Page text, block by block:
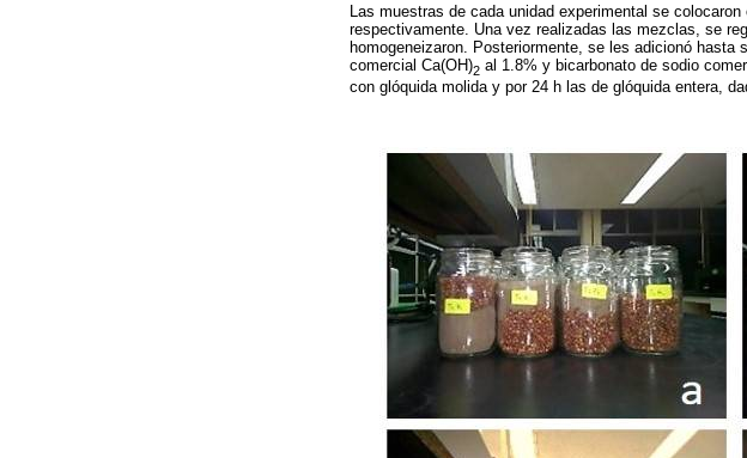
Las muestras de cada unidad experimental se
respectivamente. Una vez realizadas las mezclas, se
homogeneizaron. Posteriormente, se les adicionó
comercial Ca(OH)2 al 1.8% y bicarbonato de sodio
con glóquida molida y por 24 h las de glóquida entera,